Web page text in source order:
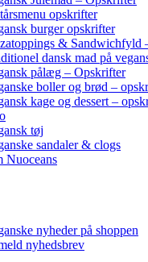
opskrifter
burger opskrifter
& Sandwichfyld
dansk mad på
pålæg – Opskrifter
boller og brød –
kage og dessert –
tøj
sandaler & clogs
Nuoceans
nyheder på shoppen
nyhedsbrev